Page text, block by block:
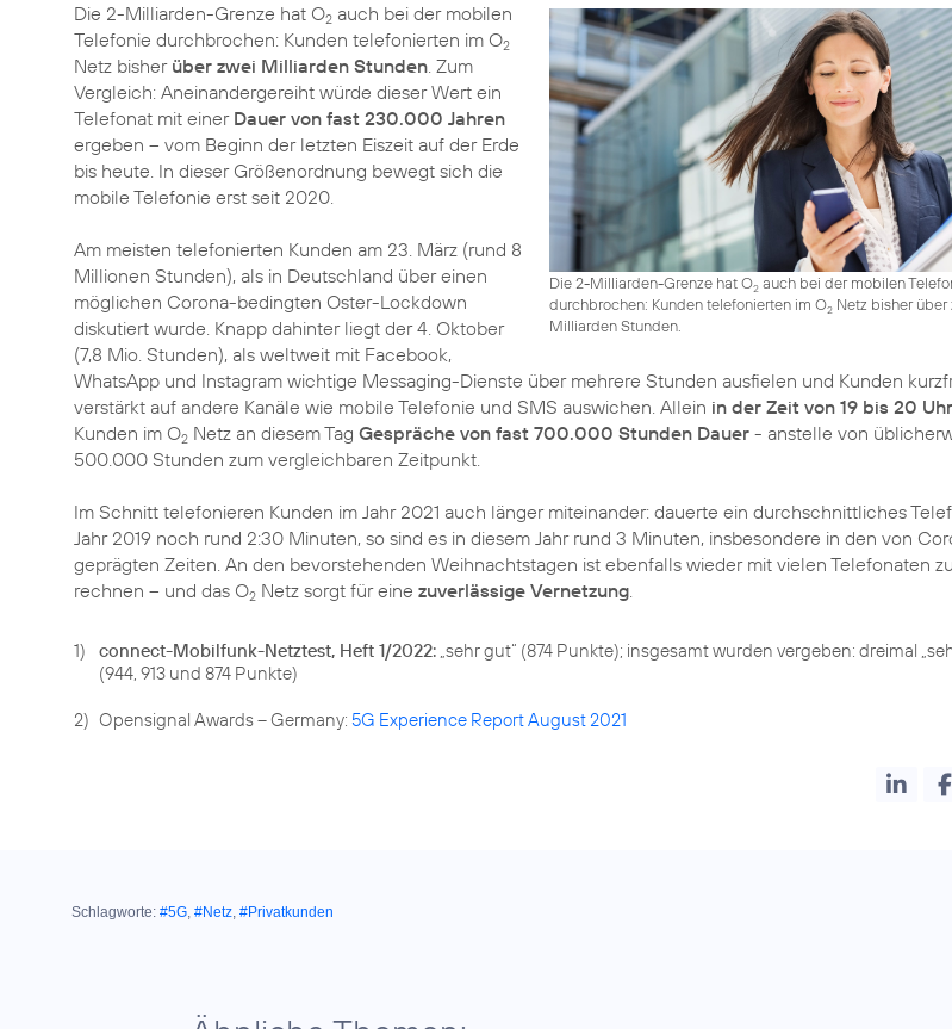
Die 2-Milliarden-Grenze hat O2auch bei der mobilen
durchbrochen: Kunden telefonierten im O2Netz bisher über
Milliarden Stunden.
Die 2-Milliarden-Grenze hat O2 auch bei der mobilen
Telefonie durchbrochen: Kunden telefonierten im O2
Netz bisher über zwei Milliarden Stunden. Zum
Vergleich: Aneinandergereiht würde dieser Wert ein
Telefonat mit einer Dauer von fast 230.000 Jahren
ergeben – vom Beginn der letzten Eiszeit auf der Erde
bis heute. In dieser Größenordnung bewegt sich die
mobile Telefonie erst seit 2020.
Am meisten telefonierten Kunden am 23. März (rund 8
Millionen Stunden), als in Deutschland über einen
möglichen Corona-bedingten Oster-Lockdown
diskutiert wurde. Knapp dahinter liegt der 4. Oktober
(7,8 Mio. Stunden), als weltweit mit Facebook,
WhatsApp und Instagram wichtige Messaging-Dienste über mehrere Stunden ausfielen und Kunden
verstärkt auf andere Kanäle wie mobile Telefonie und SMS auswichen. Allein in der Zeit von 19 bis 20 Uhr
Kunden im O2 Netz an diesem Tag Gespräche von fast 700.000 Stunden Dauer - anstelle von
500.000 Stunden zum vergleichbaren Zeitpunkt.
Im Schnitt telefonieren Kunden im Jahr 2021 auch länger miteinander: dauerte ein durchschnittliches
Jahr 2019 noch rund 2:30 Minuten, so sind es in diesem Jahr rund 3 Minuten, insbesondere in den von
geprägten Zeiten. An den bevorstehenden Weihnachtstagen ist ebenfalls wieder mit vielen Telefonaten zu
rechnen – und das O2 Netz sorgt für eine zuverlässige Vernetzung.
1) connect-Mobilfunk-Netztest, Heft 1/2022: „sehr gut“ (874 Punkte); insgesamt wurden vergeben: dreimal
(944, 913 und 874 Punkte)
2) Opensignal Awards – Germany: 5G Experience Report August 2021
Schlagworte: #5G, #Netz, #Privatkunden